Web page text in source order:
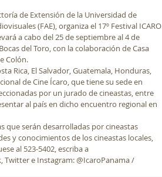
de Extensión de la Universidad de
(FAE), organiza el 17º Festival ICARO
a cabo del 25 de septiembre al 4 de
del Toro, con la colaboración de Casa
Colón.
Rica, El Salvador, Guatemala, Honduras,
de Cine Ícaro, que tiene su sede en
por un jurado de cineastas, entre
al país en dicho encuentro regional en
que serán desarrolladas por cineastas
y conocimientos de los cineastas locales,
al 523-5402, escriba a
Twitter e Instagram: @IcaroPanama /